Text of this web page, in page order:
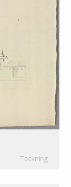
Teckning